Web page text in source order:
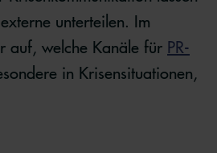
unterteilen. Im
auf, welche Kanäle für PR-
in Krisensituationen,